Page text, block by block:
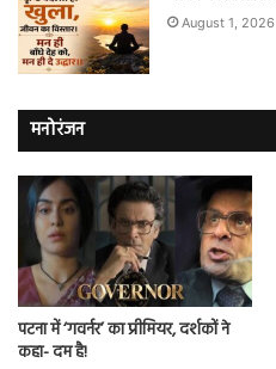
August 1, 2026
मनोरंजन
पटना में ‘गवर्नर’ का प्रीमियर, दर्शकों ने
कहा- दम है!